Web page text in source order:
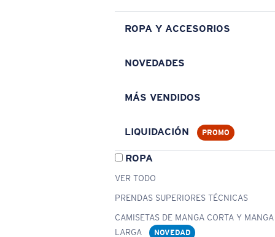
ROPA Y ACCESORIOS
NOVEDADES
MÁS VENDIDOS
LIQUIDACIÓN PROMO
ROPA
VER TODO
PRENDAS SUPERIORES TÉCNICAS
CAMISETAS DE MANGA CORTA Y MANGA
LARGA
NOVEDAD